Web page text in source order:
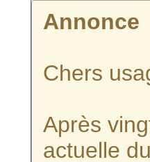
Annonce
Chers
Après
actuelle